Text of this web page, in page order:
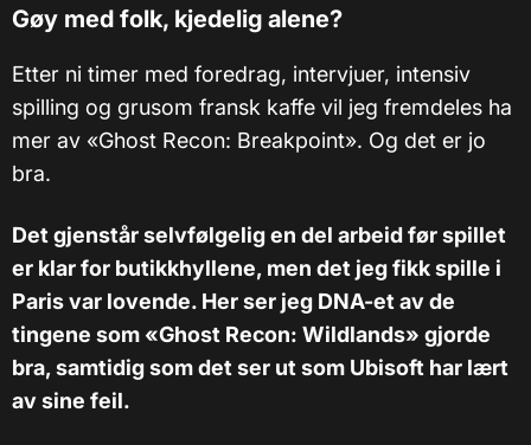
Gøy med folk, kjedelig alene?
Etter ni timer med foredrag, intervjuer, intensiv
spilling og grusom fransk kaffe vil jeg fremdeles ha
mer av «Ghost Recon: Breakpoint». Og det er jo
bra.
Det gjenstår selvfølgelig en del arbeid før spillet
er klar for butikkhyllene, men det jeg fikk spille i
Paris var lovende. Her ser jeg DNA-et av de
tingene som «Ghost Recon: Wildlands» gjorde
bra, samtidig som det ser ut som Ubisoft har lært
av sine feil.